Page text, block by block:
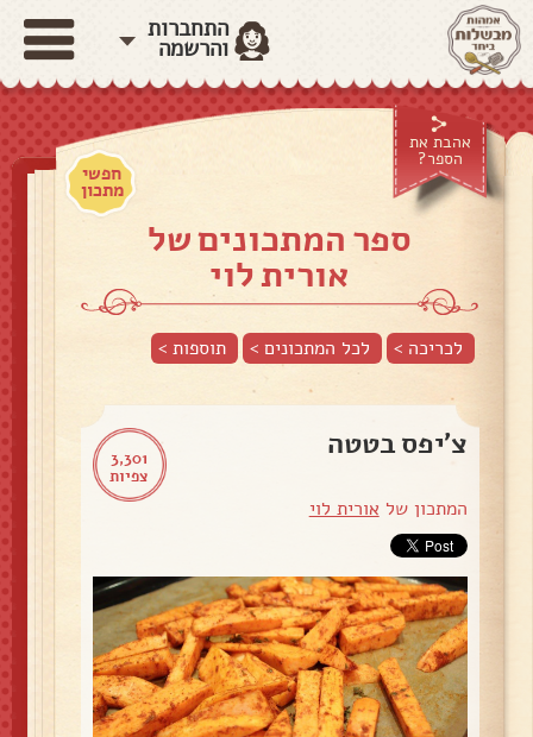
התחברות
והרשמה
אהבת את
הספר?
חפשי
מתכון
ספר המתכונים של
אורית לוי
לכריכה > לכל המתכונים > תוספות>
3,301
צפיות
צ'יפס בטטה
המתכון של אורית לוי